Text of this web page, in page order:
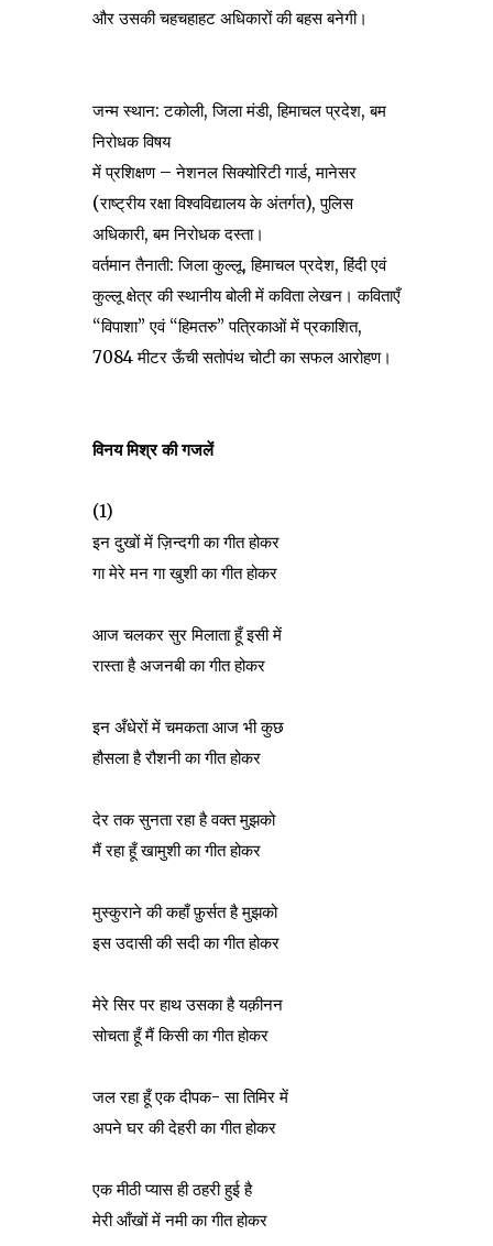
और उसकी चहचहाहट अधिकारों की बहस बनेगी।
जन्म स्थान: टकोली,जिला मंडी, हिमाचल प्रदेश, बम
निरोधक विषय
में प्रशिक्षण – नेशनल सिक्योरिटी गार्ड, मानेसर
(राष्ट्रीय रक्षा विश्वविद्यालय के अंतर्गत), पुलिस
अधिकारी, बम निरोधक दस्ता।
वर्तमान तैनाती: जिला कुल्लू, हिमाचल प्रदेश, हिंदी एवं
कुल्लू क्षेत्र की स्थानीय बोली में कविता लेखन। कविताएँ
“विपाशा” एवं “हिमतरु” पत्रिकाओं में प्रकाशित,
7084 मीटर ऊँची सतोपंथ चोटी का सफल आरोहण।
विनय मिश्र की गजलें
(1)
इन दुखों में ज़िन्दगी का गीत होकर
गा मेरे मन गा खुशी का गीत होकर
आज चलकर सुर मिलाता हूँ इसी में
रास्ता है अजनबी का गीत होकर
इन अँधेरों में चमकता आज भी कुछ
हौसला है रौशनी का गीत होकर
देर तक सुनता रहा है वक्त मुझको
मैं रहा हूँ खामुशी का गीत होकर
मुस्कुराने की कहाँ फ़ुर्सत है मुझको
इस उदासी की सदी का गीत होकर
मेरे सिर पर हाथ उसका है यक़ीनन
सोचता हूँ मैं किसी का गीत होकर
जल रहा हूँ एक दीपक- सा तिमिर में
अपने घर की देहरी का गीत होकर
एक मीठी प्यास ही ठहरी हुई है
मेरी आँखों में नमी का गीत होकर